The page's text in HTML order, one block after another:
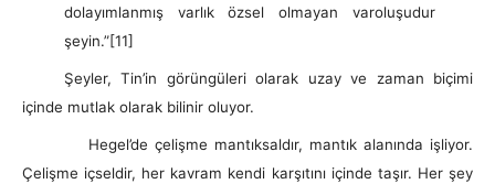
dolayımlanmış varlık özsel olmayan varoluşudur
şeyin.”[11]
Şeyler, Tin’in görüngüleri olarak uzay ve zaman biçimi
içinde mutlak olarak bilinir oluyor.
Hegel’de çelişme mantıksaldır, mantık alanında işliyor.
Çelişme içseldir, her kavram kendi karşıtını içinde taşır. Her şey